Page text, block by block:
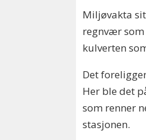
Miljøvakta
regnvær
kulverten
Det
Her ble det
som renner
stasjonen.